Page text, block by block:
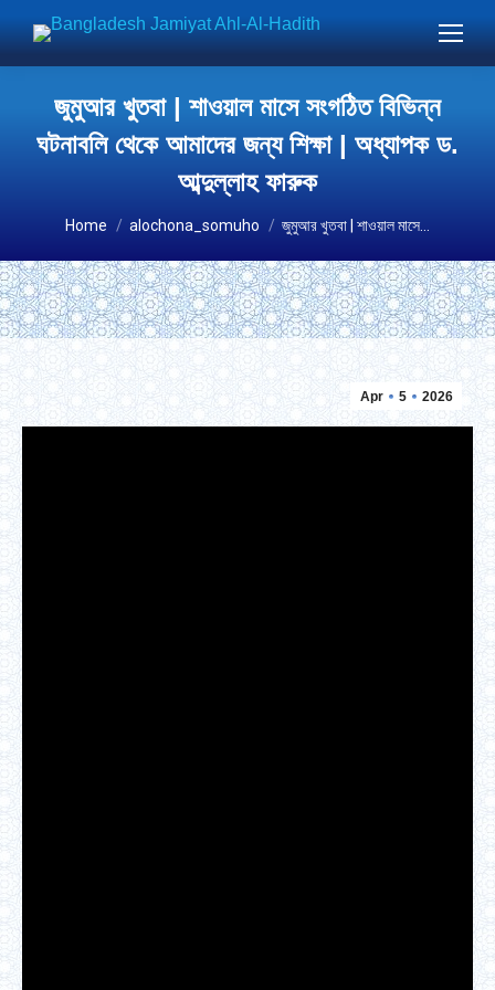
জুমুআর খুতবা | শাওয়াল মাসে সংগঠিত বিভিন্ন
ঘটনাবলি থেকে আমাদের জন্য শিক্ষা | অধ্যাপক ড.
আব্দুল্লাহ ফারুক
You are here:
Home alochona_somuho জুমুআর খুতবা | শাওয়াল মাসে…
Apr 5 2026